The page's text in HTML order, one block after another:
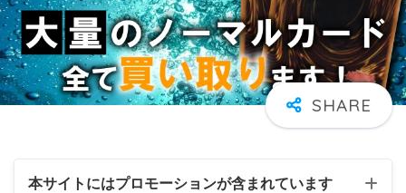
本サイトにはプロモーションが含まれています